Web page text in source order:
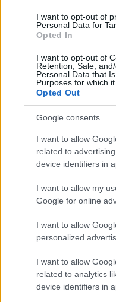
I want to opt-out of
Personal Data for
Opted In
I want to opt-out of
Retention, Sale,
Personal Data that
Purposes for which it
Opted Out
Google consents
I want to allow
related to
device identifiers in
I want to allow my
Google for online
I want to allow
personalized
I want to allow
related to analytics
device identifiers in
ellenőrizheti, van-e
Hogyan
terjedés,
háttérben?
Ha gombás fertőzés
-Tartsd tisztán és
-Ne vakard, mert így
-Ne használjatok közös
-Mosd gyakrabban az
-Ha háziállat is érintett
-A megfelelő